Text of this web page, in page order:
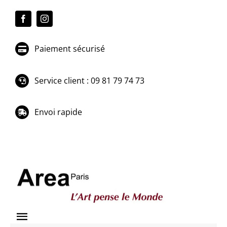
Paiement sécurisé
Service client : 09 81 79 74 73
Envoi rapide